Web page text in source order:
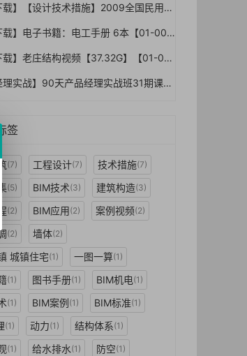
【免费下载】【设计技术措施】2009全国民用建筑工程设计技术措施-结构(结构体系)
【免费下载】电子书籍：电工手册 6本【01-0004】
【免费下载】老庄结构视频【37.32G】【01-0002】
【产品经理实战】90天产品经理实战班31期课程视频-腾讯+起点学院联合打造
签
(7) 工程设计(7) 技术措施(7)
(5) BIM技术(3) 建筑构造(3)
(2) BIM应用(2) 案例视频(2)
(2) 墙体(2)
城镇住宅(1) 一图一算(1)
(1) 图书手册(1) BIM机电(1)
(1) BIM案例(1) BIM标准(1)
(1) 动力(1) 结构体系(1)
(1) 给水排水(1) 防空(1)